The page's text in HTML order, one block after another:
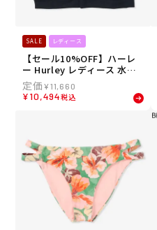
SALE レディース
【セール10%OFF】ハーレ
ー Hurley レディース 水着
ソリッド マックス ストラッ
ピー トップ HUD043T5 26S
U
¥11,660
¥10,494税込